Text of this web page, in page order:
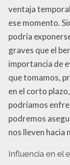
ventaja
ese momento.
podría
graves que el
importancia de
que tomamos,
en el corto
podríamos
podremos
nos lleven hacia
Influencia en el